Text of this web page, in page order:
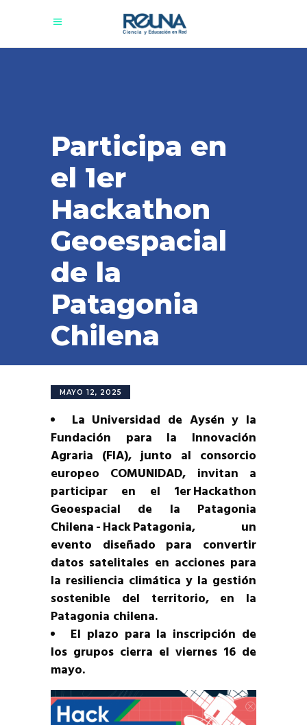
Participa en
el 1er
Hackathon
Geoespacial
de la
Patagonia
Chilena
MAYO 12, 2025
La Universidad de Aysén y la
Fundación para la Innovación
Agraria (FIA), junto al consorcio
europeo COMUNIDAD, invitan a
participar en el 1er Hackathon
Geoespacial de la Patagonia
Chilena - Hack Patagonia, un
evento diseñado para convertir
datos satelitales en acciones para
la resiliencia climática y la gestión
sostenible del territorio, en la
Patagonia chilena.
El plazo para la inscripción de
los grupos cierra el viernes 16 de
mayo.